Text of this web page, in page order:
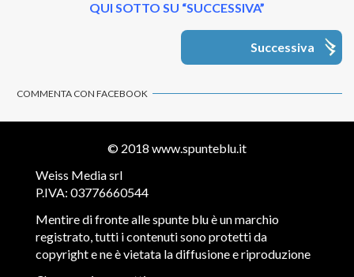
QUI SOTTO SU “SUCCESSIVA”
Successiva
COMMENTA CON FACEBOOK
© 2018 www.spunteblu.it
Weiss Media srl
P.IVA: 03776660544
Mentire di fronte alle spunte blu è un marchio
registrato, tutti i contenuti sono protetti da
copyright e ne è vietata la diffusione e riproduzione